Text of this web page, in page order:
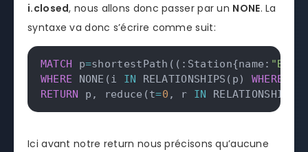
i.closed, nous allons donc passer par un NONE. La
syntaxe va donc s’écrire comme suit:
MATCH p=shortestPath ( ( :Station{name:
WHERE NONE (i IN RELATIONSHIPS ( p) WHERE
RETURN p , reduce (t=0 , r IN RELATIONSHIPS
Ici avant notre return nous précisons qu’aucune